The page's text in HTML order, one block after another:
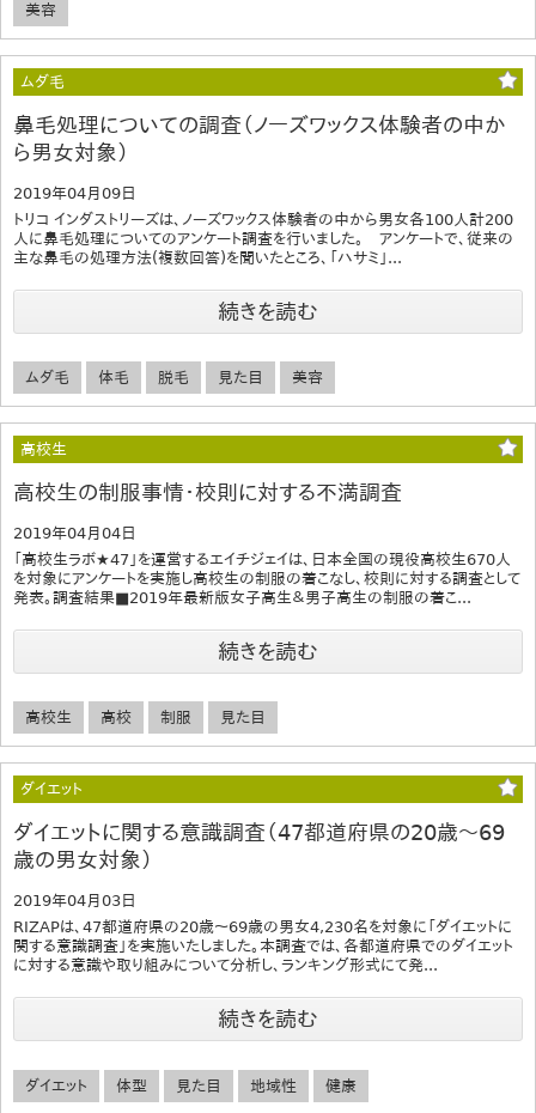
美容
ムダ毛
鼻毛処理についての調査（ノーズワックス体験者の中か
ら男女対象）
2019年04月09日
トリコ インダストリーズは、ノーズワックス体験者の中から男女各100人計200
人に鼻毛処理についてのアンケート調査を行いました。 アンケートで、従来の
主な鼻毛の処理方法(複数回答)を聞いたところ、「ハサミ」...
続きを読む
ムダ毛 体毛 脱毛 見た目 美容
高校生
高校生の制服事情・校則に対する不満調査
2019年04月04日
「高校生ラボ★47」を運営するエイチジェイは、日本全国の現役高校生670人
を対象にアンケートを実施し高校生の制服の着こなし、校則に対する調査として
発表。調査結果■2019年最新版女子高生＆男子高生の制服の着こ...
続きを読む
高校生 高校 制服 見た目
ダイエット
ダイエットに関する意識調査（47都道府県の20歳～69
歳の男女対象）
2019年04月03日
RIZAPは、47都道府県の20歳～69歳の男女4,230名を対象に「ダイエットに
関する意識調査」を実施いたしました。本調査では、各都道府県でのダイエット
に対する意識や取り組みについて分析し、ランキング形式にて発...
続きを読む
ダイエット 体型 見た目 地域性 健康